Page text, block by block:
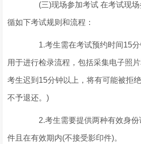
(三)现场参加考试 在考试现场
循如下考试规则和流程：
1.考生需在考试预约时间15分
用于进行检录流程，包括采集电子照
考生迟到15分钟以上，将有可能被拒
不予退还。)
2.考生需要提供两种有效身份
件且在有效期内(不接受影印件)。